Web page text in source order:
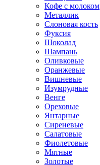
Кофе с молоком
Металлик
Слоновая кость
Фуксия
Шоколад
Шампань
Оливковые
Оранжевые
Вишневые
Изумрудные
Венге
Ореховые
Янтарные
Сиреневые
Салатовые
Фиолетовые
Мятные
Золотые